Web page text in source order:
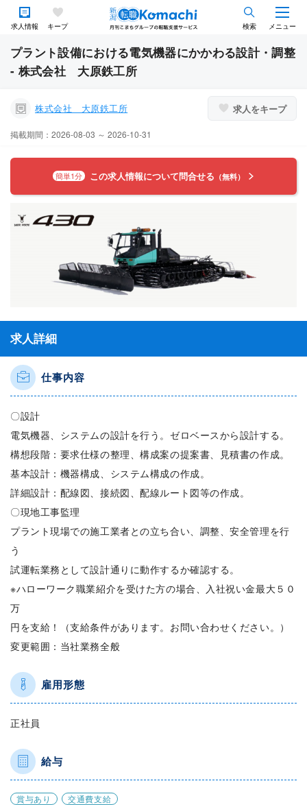
求人情報 キープ 検索 メニュー
プラント設備における電気機器にかかわる設計・調整
- 株式会社 大原鉄工所
株式会社 大原鉄工所 求人をキープ
掲載期間：2026-08-03 ～ 2026-10-31
簡単1分 この求人情報について問合せる （無料）
求人詳細
仕事内容
〇設計
電気機器、システムの設計を行う。ゼロベースから設計する。
構想段階：要求仕様の整理、構成案の提案書、見積書の作成。
基本設計：機器構成、システム構成の作成。
詳細設計：配線図、接続図、配線ルート図等の作成。
〇現地工事監理
プラント現場での施工業者との立ち合い、調整、安全管理を行
う
試運転業務として設計通りに動作するか確認する。
※ハローワーク職業紹介を受けた方の場合、入社祝い金最大５０
万
円を支給！（支給条件があります。お問い合わせください。）
変更範囲：当社業務全般
雇用形態
正社員
給与
賞与あり 交通費支給